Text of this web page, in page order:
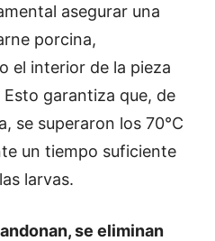
asegurar una
porcina,
el interior de la pieza
garantiza que, de
se superaron los 70°C
un tiempo suficiente
larvas.
se eliminan